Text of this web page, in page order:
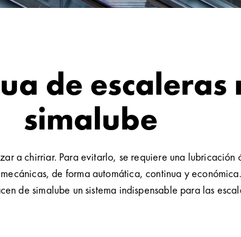
de escaleras
simalube
a chirriar. Para evitarlo, se requiere una
de forma automática, continua y
de simalube un sistema indispensable para las